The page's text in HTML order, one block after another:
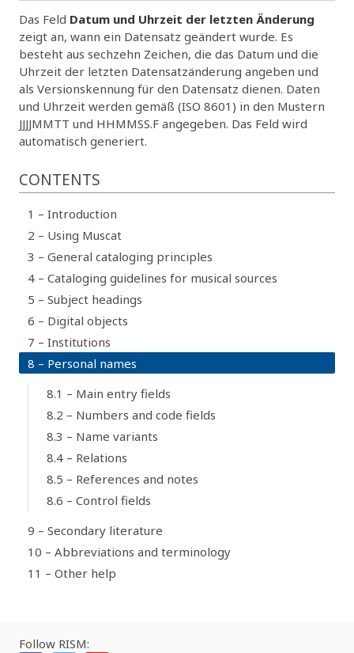
Das Feld Datum und Uhrzeit der letzten Änderung
zeigt an, wann ein Datensatz geändert wurde. Es
besteht aus sechzehn Zeichen, die das Datum und die
Uhrzeit der letzten Datensatzänderung angeben und
als Versionskennung für den Datensatz dienen. Daten
und Uhrzeit werden gemäß (ISO 8601) in den Mustern
JJJJMMTT und HHMMSS.F angegeben. Das Feld wird
automatisch generiert.
CONTENTS
1 – Introduction
2 – Using Muscat
3 – General cataloging principles
4 – Cataloging guidelines for musical sources
5 – Subject headings
6 – Digital objects
7 – Institutions
8 – Personal names
8.1 – Main entry fields
8.2 – Numbers and code fields
8.3 – Name variants
8.4 – Relations
8.5 – References and notes
8.6 – Control fields
9 – Secondary literature
10 – Abbreviations and terminology
11 – Other help
Follow RISM: